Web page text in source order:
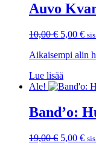
Auvo
10,00€
oli:
5,00 €
on:
Aikaisempi alin
Lue lisää
Ale!
Band’o:
19,00€ 5,00 €